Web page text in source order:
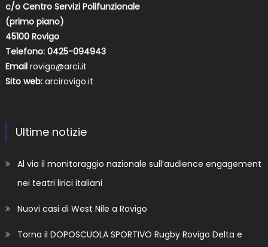
c/o Centro Servizi Polifunzionale
(primo piano)
45100 Rovigo
Telefono: 0425-094943
Email rovigo@arci.it
Sito web: arcirovigo.it
Ultime notizie
Al via il monitoraggio nazionale sull’audience engagement
nei teatri lirici italiani
Nuovi casi di West Nile a Rovigo
Torna il DOPOSCUOLA SPORTIVO Rugby Rovigo Delta e